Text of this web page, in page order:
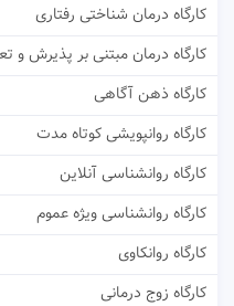
کارگاه درمان شناختی رفتاری
کارگاه درمان مبتنی بر پذیرش و
کارگاه ذهن آگاهی
کارگاه روانپویشی کوتاه مدت
کارگاه روانشناسی آنلاین
کارگاه روانشناسی ویژه عموم
کارگاه روانکاوی
کارگاه زوج درمانی